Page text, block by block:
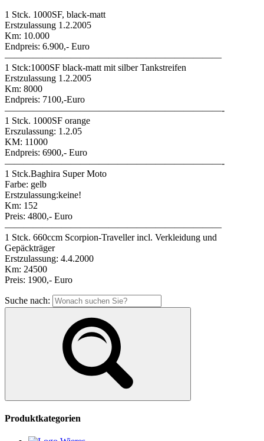
1 Stck. 1000SF, black-matt
Erstzulassung 1.2.2005
Km: 10.000
Endpreis: 6.900,- Euro
———————————————————————
1 Stck:1000SF black-matt mit silber Tankstreifen
Erstzulassung 1.2.2005
Km: 8000
Endpreis: 7100,-Euro
———————————————————————-
1 Stck. 1000SF orange
Erszulassung: 1.2.05
KM: 11000
Endpreis: 6900,- Euro
———————————————————————-
1 Stck.Baghira Super Moto
Farbe: gelb
Erstzulassung:keine!
Km: 152
Preis: 4800,- Euro
———————————————————————
1 Stck. 660ccm Scorpion-Traveller incl. Verkleidung und
Gepäckträger
Erstzulassung: 4.4.2000
Km: 24500
Preis: 1900,- Euro
Suche nach:
Produktkategorien